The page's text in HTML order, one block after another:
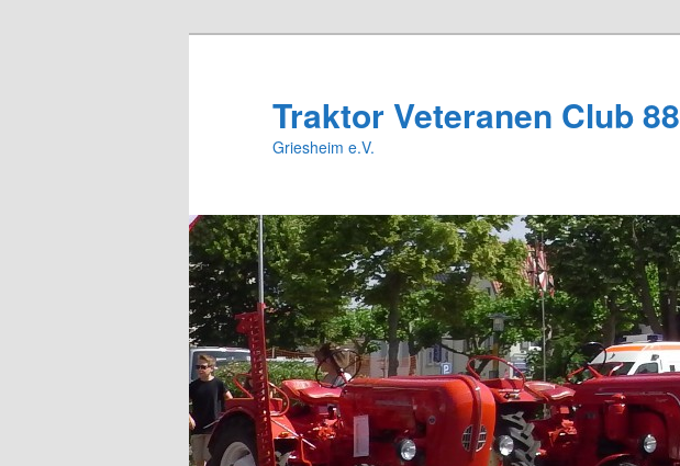
Traktor Veteranen Club 88
Griesheim e.V.